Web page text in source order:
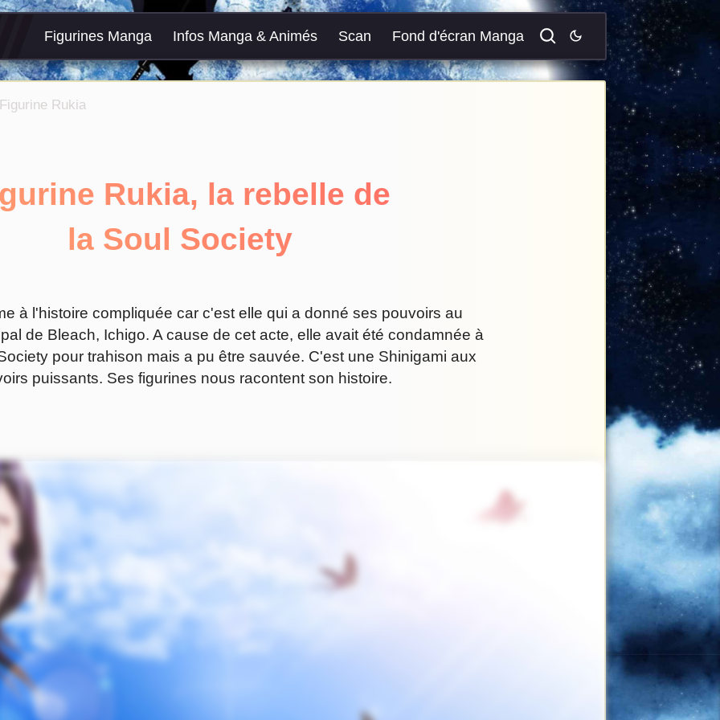
Figurines Manga Infos Manga & Animés Scan Fond d'écran Manga
Figurine Rukia
Rukia, la rebelle de
la Soul Society
à l'histoire compliquée car c'est elle qui a donné ses pouvoirs au
de Bleach, Ichigo. A cause de cet acte, elle avait été condamnée à
pour trahison mais a pu être sauvée. C'est une Shinigami aux
puissants. Ses figurines nous racontent son histoire.